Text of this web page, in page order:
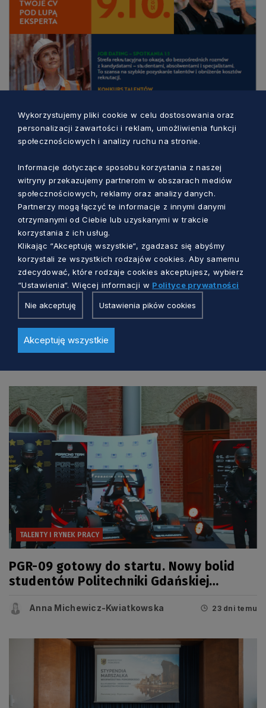
Zobacz również
TALENTY I RYNEK PRACY
PGR-09 gotowy do startu. Nowy bolid
studentów Politechniki Gdańskiej
Student
Anna Michewicz-Kwiatkowska 23 dni temu
Wykorzystujemy pliki cookie w celu dostosowania oraz
personalizacji zawartości i reklam, umożliwienia funkcji
społecznościowych i analizy ruchu na stronie.
Informacje dotyczące sposobu korzystania z naszej
witryny przekazujemy partnerom w obszarach mediów
społecznościowych, reklamy oraz analizy danych.
Partnerzy mogą łączyć te informacje z innymi danymi
otrzymanymi od Ciebie lub uzyskanymi w trakcie
korzystania z ich usług.
Klikając “Akceptuję wszystkie“, zgadzasz się abyśmy
korzystali ze wszystkich rodzajów cookies. Aby samemu
zdecydować, które rodzaje cookies akceptujesz, wybierz
“Ustawienia“. Więcej informacji w Polityce prywatności
Nie akceptuję Ustawienia pików cookies
Akceptuję wszystkie